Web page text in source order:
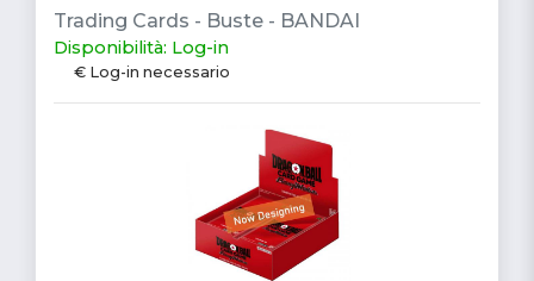
Trading Cards - Buste - BANDAI
Disponibilità: Log-in
€ Log-in necessario